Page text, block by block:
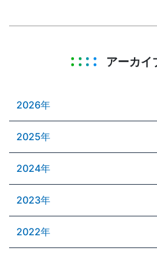
アーカイ
2026年
2025年
2024年
2023年
2022年